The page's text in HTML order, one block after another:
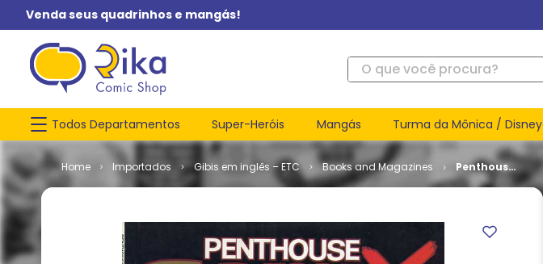
Venda seus quadrinhos e mangás!
O que você procura?
Todos Departamentos Super-Heróis Mangás Turma da Mônica / Disney
Importados Gibis em inglês – ETC Books and Magazines
Penthouse
Comix # 19